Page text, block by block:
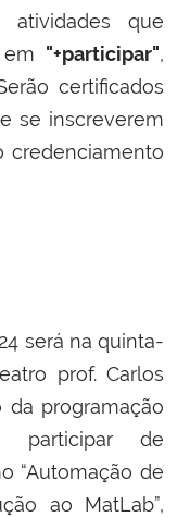
que
"+participar",
certificados
se inscreverem
credenciamento
será na quinta-
prof. Carlos
programação
participar de
“Automação de
ao MatLab”,